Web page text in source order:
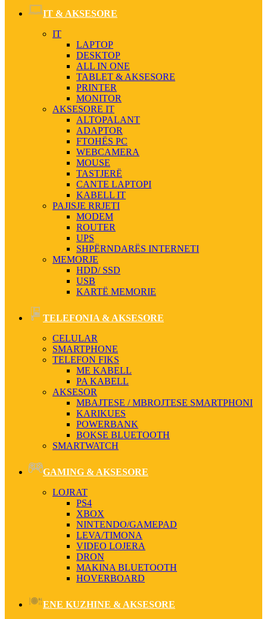
IT & AKSESORE
IT
LAPTOP
DESKTOP
ALL IN ONE
TABLET & AKSESORE
PRINTER
MONITOR
AKSESORE IT
ALTOPALANT
ADAPTOR
FTOHËS PC
WEBCAMERA
MOUSE
TASTJERË
CANTE LAPTOPI
KABELL IT
PAJISJE RRJETI
MODEM
ROUTER
UPS
SHPËRNDARËS INTERNETI
MEMORJE
HDD/ SSD
USB
KARTË MEMORIE
TELEFONIA & AKSESORE
CELULAR
SMARTPHONE
TELEFON FIKS
ME KABELL
PA KABELL
AKSESOR
MBAJTESE / MBROJTESE SMARTPHONI
KARIKUES
POWERBANK
BOKSE BLUETOOTH
SMARTWATCH
GAMING & AKSESORE
LOJRAT
PS4
XBOX
NINTENDO/GAMEPAD
LEVA/TIMONA
VIDEO LOJERA
DRON
MAKINA BLUETOOTH
HOVERBOARD
ENE KUZHINE & AKSESORE